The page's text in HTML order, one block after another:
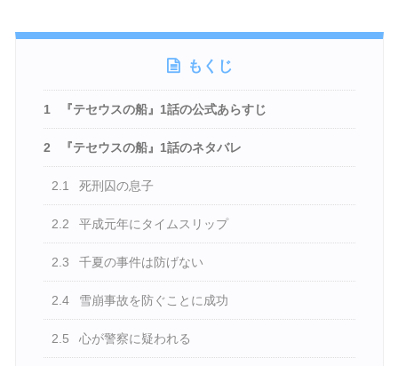
もくじ
1 『テセウスの船』1話の公式あらすじ
2 『テセウスの船』1話のネタバレ
2.1 死刑囚の息子
2.2 平成元年にタイムスリップ
2.3 千夏の事件は防げない
2.4 雪崩事故を防ぐことに成功
2.5 心が警察に疑われる